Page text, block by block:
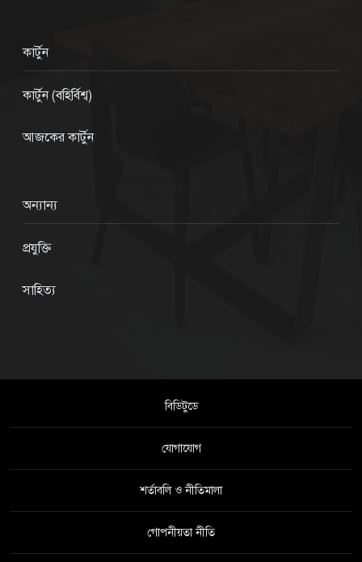
কার্টুন
কার্টুন (বহির্বিশ্ব)
আজকের কার্টুন
অন্যান্য
প্রযুক্তি
সাহিত্য
বিডিটুডে
যোগাযোগ
শর্তাবলি ও নীতিমালা
গোপনীয়তা নীতি